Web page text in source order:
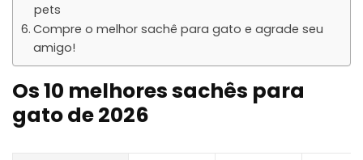
pets
Compre o melhor sachê para gato e agrade seu
amigo!
Os 10 melhores sachês para
gato de 2026